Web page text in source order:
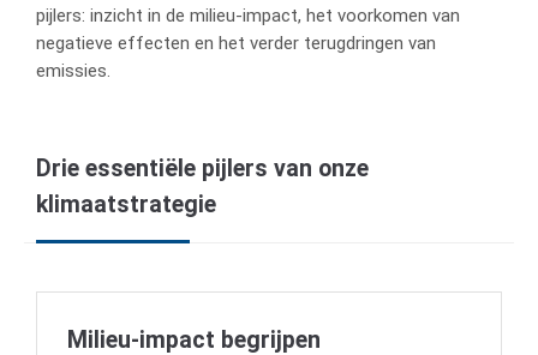
pijlers: inzicht in de milieu-impact, het voorkomen van
negatieve effecten en het verder terugdringen van
emissies.
Drie essentiële pijlers van onze
klimaatstrategie
Milieu-impact begrijpen